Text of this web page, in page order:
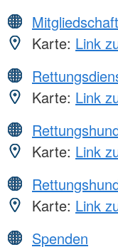
Mitgliedschaft
Karte: Link
Karte: Link
Karte: Link
Karte: Link
Spenden